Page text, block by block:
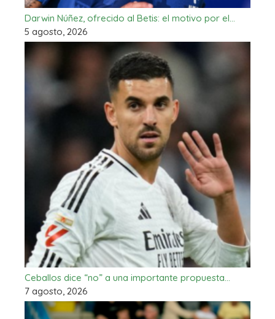
Darwin Núñez, ofrecido al Betis: el motivo por el…
5 agosto, 2026
Ceballos dice “no” a una importante propuesta…
7 agosto, 2026